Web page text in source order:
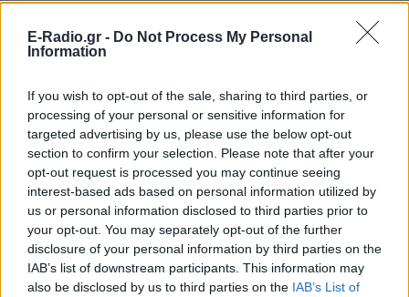
E-Radio.gr - Do Not Process My Personal
Information
If you wish to opt-out of the sale, sharing to third parties, or
processing of your personal or sensitive information for
targeted advertising by us, please use the below opt-out
section to confirm your selection. Please note that after your
opt-out request is processed you may continue seeing
interest-based ads based on personal information utilized by
us or personal information disclosed to third parties prior to
your opt-out. You may separately opt-out of the further
disclosure of your personal information by third parties on the
IAB’s list of downstream participants. This information may
also be disclosed by us to third parties on the IAB’s List of
ΔΕΙΤΕ ΕΠΙΣΗΣ
ΣΤΗΝ ΙΔΙΑ ΚΑΤΗΓΟΡΙΑ
Η ταινία που παραλίγο να
καταστρέψει την καριέρα της
Diane Keaton
ΧΤΕΣ
Μία αποτυχία ήταν αρκετή